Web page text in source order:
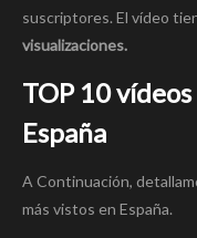
suscriptores. El vídeo
visualizaciones.
TOP 10
España
A Continuación,
más vistos en España.